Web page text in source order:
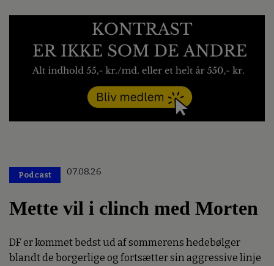
Podcast 07.08.26
Mette vil i clinch med Morten
DF er kommet bedst ud af sommerens hedebølger
blandt de borgerlige og fortsætter sin aggressive linje